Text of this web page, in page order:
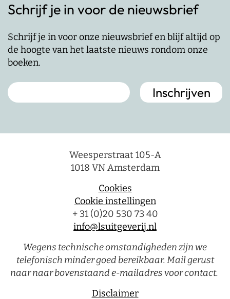
Schrijf je in voor de nieuwsbrief
Schrijf je in voor onze nieuwsbrief en blijf altijd op
de hoogte van het laatste nieuws rondom onze
boeken.
Weesperstraat 105-A
1018 VN Amsterdam
Cookies
Cookie instellingen
+ 31 (0)20 530 73 40
info@lsuitgeverij.nl
Wegens technische omstandigheden zijn we
telefonisch minder goed bereikbaar. Mail gerust
naar naar bovenstaand e-mailadres voor contact.
Disclaimer